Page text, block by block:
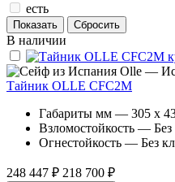
есть
В наличии
Olle —
Тайник OLLE CFC2M
Габариты мм — 305 x
Взломостойкость — Без
Огнестойкость — Без
248 447 ₽ 218 700 ₽